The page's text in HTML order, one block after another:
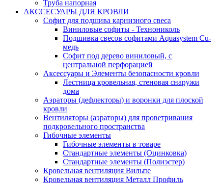
Труба напорная
АКССЕСУАРЫ ДЛЯ КРОВЛИ
Софит для подшива карнизного свеса
Виниловые софиты - Технониколь
Подшивка свесов софитами Aquasystem Cu-
медь
Софит под дерево виниловый, с
центральной перфорацией
Аксессуары и Элементы безопасности кровли
Лестница кровельная, стеновая снаружи
дома
Аэраторы (дефлекторы) и воронки для плоской
кровли
Вентиляторы (аэраторы) для проветривания
подкровельного пространства
Гибочные элементы
Гибочные элементы в товаре
Стандартные элементы (Оцинковка)
Стандартные элементы (Полиэстер)
Кровельная вентиляция Вильпе
Кровельная вентиляция Металл Профиль